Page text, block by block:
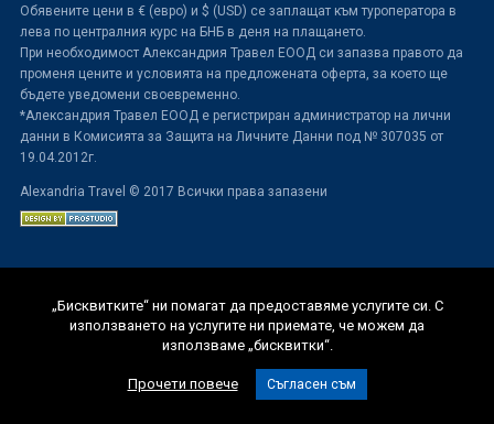
Обявените цени в € (евро) и $ (USD) се заплащат към туроператора в
лева по централния курс на БНБ в деня на плащането.
При необходимост Александрия Травел ЕООД си запазва правото да
променя цените и условията на предложената оферта, за което ще
бъдете уведомени своевременно.
*Александрия Травел ЕООД е регистриран администратор на лични
данни в Комисията за Защита на Личните Данни под № 307035 от
19.04.2012г.
Alexandria Travel © 2017 Всички права запазени
„Бисквитките“ ни помагат да предоставяме услугите си. С
използването на услугите ни приемате, че можем да
използваме „бисквитки“.
Прочети повече Съгласен съм